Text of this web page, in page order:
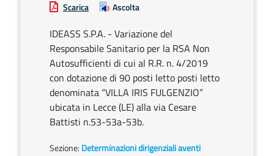
Scarica Ascolta
IDEASS S.P.A. - Variazione del
Responsabile Sanitario per la RSA Non
Autosufficienti di cui al R.R. n. 4/2019
con dotazione di 90 posti letto posti letto
denominata “VILLA IRIS FULGENZIO”
ubicata in Lecce (LE) alla via Cesare
Battisti n.53-53a-53b.
Sezione: Determinazioni dirigenziali aventi